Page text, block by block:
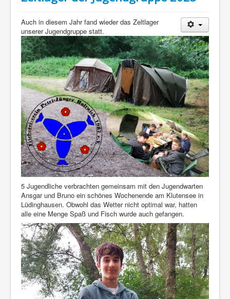
Auch in diesem Jahr fand wieder das Zeltlager
unserer Jugendgruppe statt.
5 Jugendliche verbrachten gemeinsam mit den Jugendwarten
Ansgar und Bruno ein schönes Wochenende am Klutensee in
Lüdinghausen. Obwohl das Wetter nicht optimal war, hatten
alle eine Menge Spaß und Fisch wurde auch gefangen.